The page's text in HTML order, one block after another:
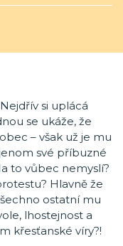
si uplácá
se ukáže, že
– však už je mu
své příbuzné
to vůbec nemyslí?
Hlavně že
ostatní mu
lhostejnost a
křesťanské víry?!